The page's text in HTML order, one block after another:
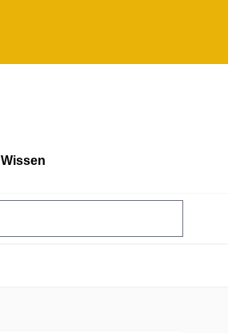
Wissen